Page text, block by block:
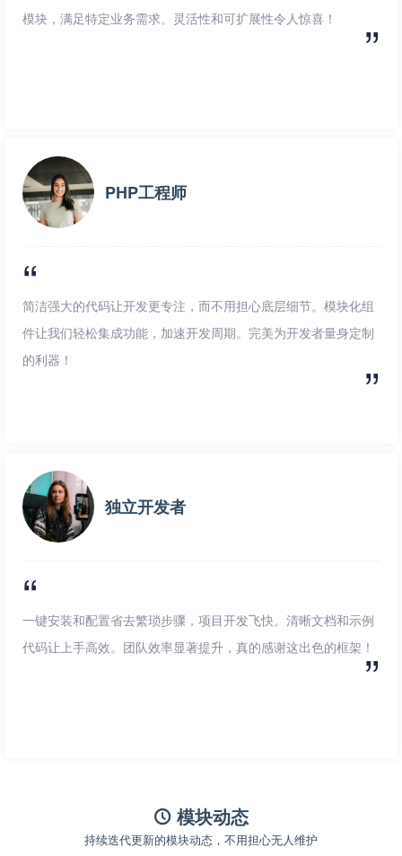
模块，满足特定业务需求。灵活性和可扩展性令人惊喜！
PHP工程师
简洁强大的代码让开发更专注，而不用担心底层细节。模块化组
件让我们轻松集成功能，加速开发周期。完美为开发者量身定制
的利器！
独立开发者
一键安装和配置省去繁琐步骤，项目开发飞快。清晰文档和示例
代码让上手高效。团队效率显著提升，真的感谢这出色的框架！
模块动态
持续迭代更新的模块动态，不用担心无人维护